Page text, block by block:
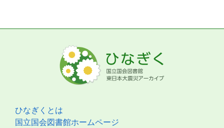
ひなぎくとは
国立国会図書館ホームページ